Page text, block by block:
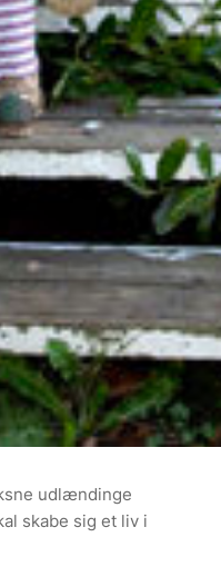
udlændinge
skabe sig et liv i